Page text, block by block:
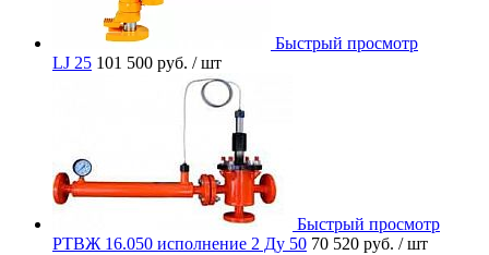
Быстрый просмотр
LJ 25 101 500 руб. / шт
Быстрый просмотр
РТВЖ 16.050 исполнение 2 Ду 50 70 520 руб. / шт